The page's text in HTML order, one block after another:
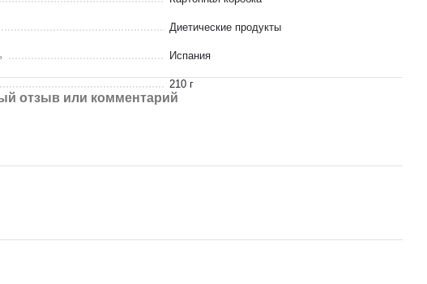
Диетические продукты
Испания
210 г
отзыв или комментарий